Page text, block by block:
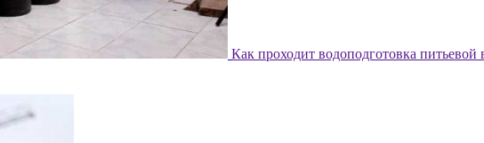
Как проходит водоподготовка питьевой